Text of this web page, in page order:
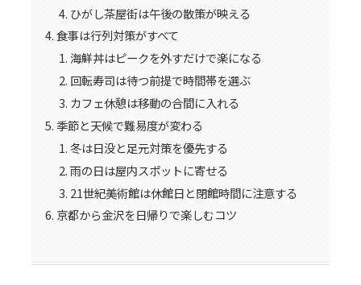
ひがし茶屋街は午後の散策が映える
食事は行列対策がすべて
海鮮丼はピークを外すだけで楽になる
回転寿司は待つ前提で時間帯を選ぶ
カフェ休憩は移動の合間に入れる
季節と天候で難易度が変わる
冬は日没と足元対策を優先する
雨の日は屋内スポットに寄せる
21世紀美術館は休館日と閉館時間に注意する
京都から金沢を日帰りで楽しむコツ